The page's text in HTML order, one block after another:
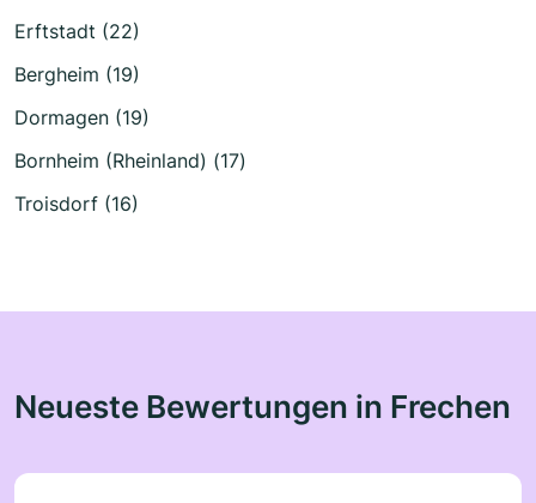
Erftstadt (22)
Bergheim (19)
Dormagen (19)
Bornheim (Rheinland) (17)
Troisdorf (16)
Neueste Bewertungen in Frechen